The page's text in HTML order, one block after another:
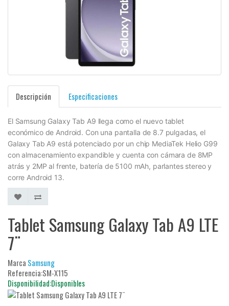
Descripción Especificaciones
El Samsung Galaxy Tab A9 llega como el nuevo tablet
económico de Android. Con una pantalla de 8.7 pulgadas, el
Galaxy Tab A9 está potenciado por un chip MediaTek Helio G99
con almacenamiento expandible y cuenta con cámara de 8MP
atrás y 2MP al frente, batería de 5100 mAh, parlantes stereo y
corre Android 13.
Tablet Samsung Galaxy Tab A9 LTE
7¨
Marca Samsung
Referencia:SM-X115
Disponibilidad:Disponibles